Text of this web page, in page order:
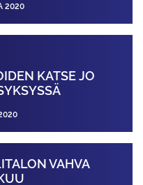
2020
KATSE JO
VAHVA